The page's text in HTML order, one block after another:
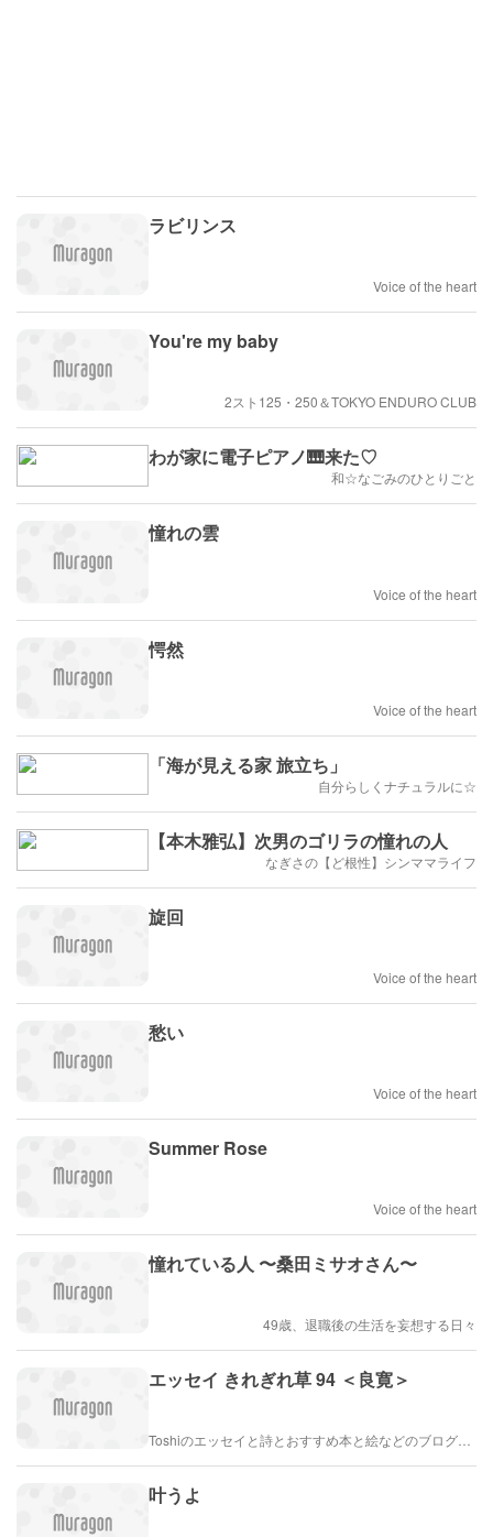
ラビリンス
Voice of the heart
You're my baby
2スト125・250＆TOKYO ENDURO CLUB
わが家に電子ピアノ🎹来た♡
和☆なごみのひとりごと
憧れの雲
Voice of the heart
愕然
Voice of the heart
「海が見える家 旅立ち」
自分らしくナチュラルに☆
【本木雅弘】次男のゴリラの憧れの人
なぎさの【ど根性】シンママライフ
旋回
Voice of the heart
愁い
Voice of the heart
Summer Rose
Voice of the heart
憧れている人 〜桑田ミサオさん〜
49歳、退職後の生活を妄想する日々
エッセイ きれぎれ草 94 ＜良寛＞
叶うよ